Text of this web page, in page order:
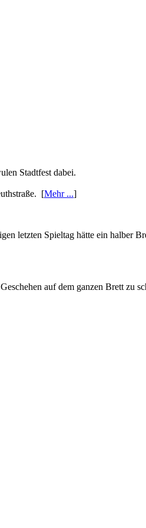
Stadtfest dabei.
[Mehr ...]
letzten Spieltag hätte ein halber
auf dem ganzen Brett zu